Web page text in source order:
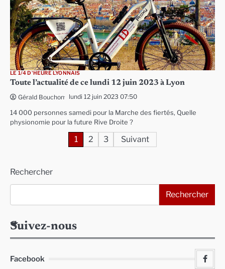
LE 1/4 D'HEURE LYONNAIS
Toute l’actualité de ce lundi 12 juin 2023 à Lyon
Gérald Bouchon lundi 12 juin 2023 07:50
14 000 personnes samedi pour la Marche des fiertés, Quelle
physionomie pour la future Rive Droite ?
publications
1 2 3 Suivant
Rechercher
Rechercher
Suivez-nous
Facebook